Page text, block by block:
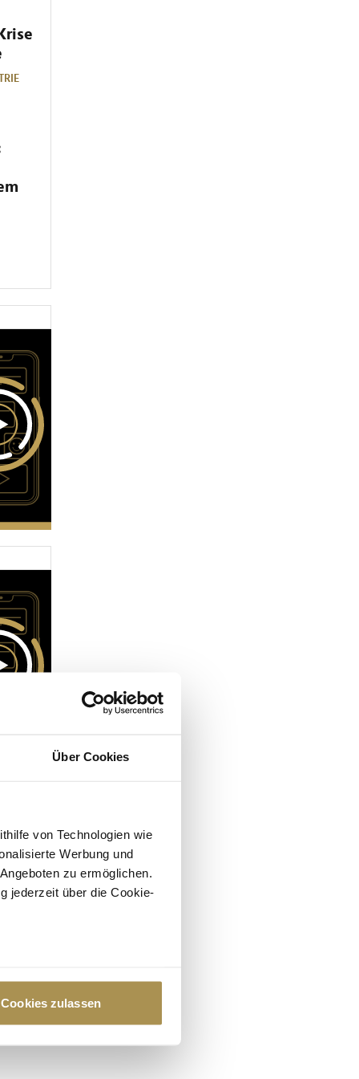
Über Cookies
von Technologien wie
Werbung und
zu ermöglichen.
jederzeit über die Cookie-
Präferenzen im
Cookies zulassen